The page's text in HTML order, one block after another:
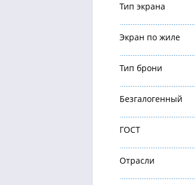
Тип экрана
Экран по жиле
Тип брони
Безгалогенный
ГОСТ
Отрасли